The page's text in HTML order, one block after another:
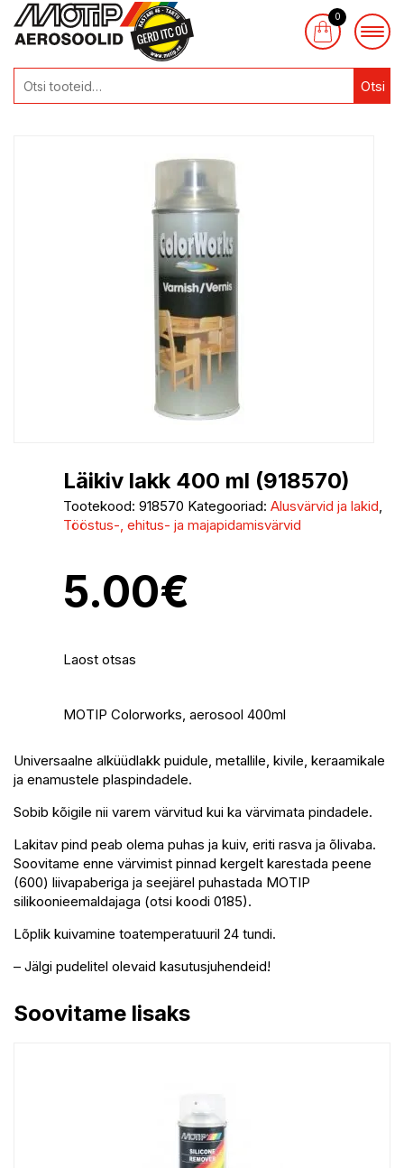
Otsi
0
Läikiv lakk 400 ml (918570)
Tootekood: 918570 Kategooriad: Alusvärvid ja lakid,
Tööstus-, ehitus- ja majapidamisvärvid
5.00€
Laost otsas
MOTIP Colorworks, aerosool 400ml
Universaalne alküüdlakk puidule, metallile, kivile, keraamikale
ja enamustele plaspindadele.
Sobib kõigile nii varem värvitud kui ka värvimata pindadele.
Lakitav pind peab olema puhas ja kuiv, eriti rasva ja õlivaba.
Soovitame enne värvimist pinnad kergelt karestada peene
(600) liivapaberiga ja seejärel puhastada MOTIP
silikoonieemaldajaga (otsi koodi 0185).
Lõplik kuivamine toatemperatuuril 24 tundi.
– Jälgi pudelitel olevaid kasutusjuhendeid!
Soovitame lisaks